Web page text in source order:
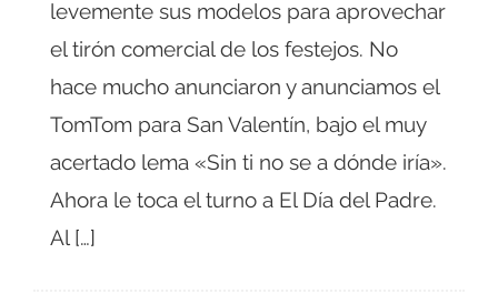
levemente sus modelos para aprovechar
el tirón comercial de los festejos. No
hace mucho anunciaron y anunciamos el
TomTom para San Valentín, bajo el muy
acertado lema «Sin ti no se a dónde iría».
Ahora le toca el turno a El Día del Padre.
Al […]